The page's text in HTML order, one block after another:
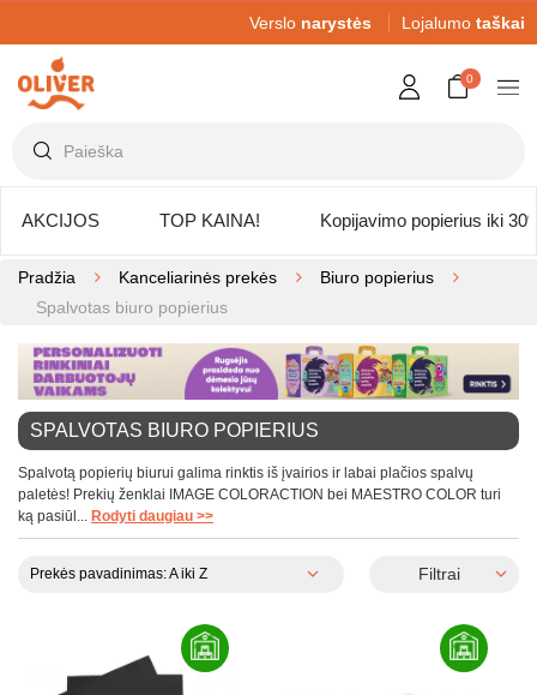
Verslo narystės Lojalumo taškai
0
AKCIJOS TOP KAINA! Kopijavimo popierius iki
Pradžia Kanceliarinės prekės
Biuro popierius
Spalvotas biuro popierius
SPALVOTAS BIURO POPIERIUS
Spalvotą popierių biurui galima rinktis iš įvairios ir labai plačios spalvų
paletės! Prekių ženklai IMAGE COLORACTION bei MAESTRO COLOR turi
ką pasiūl... Rodyti daugiau >>
Prekės pavadinimas: A iki Z Filtrai